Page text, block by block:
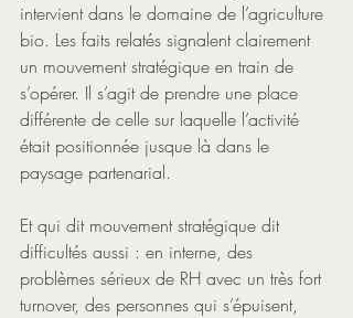
intervient dans le domaine de l’agriculture
bio. Les faits relatés signalent clairement
un mouvement stratégique en train de
s’opérer. Il s’agit de prendre une place
différente de celle sur laquelle l’activité
était positionnée jusque là dans le
paysage partenarial.
Et qui dit mouvement stratégique dit
difficultés aussi : en interne, des
problèmes sérieux de RH avec un très fort
turnover, des personnes qui s’épuisent,